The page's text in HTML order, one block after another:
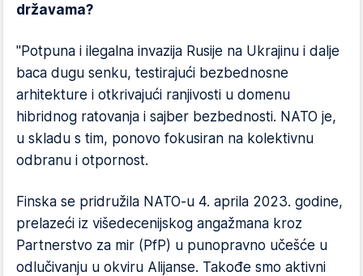
državama?
"Potpuna i ilegalna invazija Rusije na Ukrajinu i dalje
baca dugu senku, testirajući bezbednosne
arhitekture i otkrivajući ranjivosti u domenu
hibridnog ratovanja i sajber bezbednosti. NATO je,
u skladu s tim, ponovo fokusiran na kolektivnu
odbranu i otpornost.
Finska se pridružila NATO-u 4. aprila 2023. godine,
prelazeći iz višedecenijskog angažmana kroz
Partnerstvo za mir (PfP) u punopravno učešće u
odlučivanju u okviru Alijanse. Takođe smo aktivni